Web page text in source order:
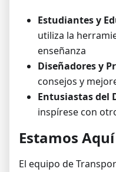
Estudiantes y
utiliza la
enseñanza
Diseñadores y
consejos y
Entusiastas del
inspírese con
Estamos
El equipo de